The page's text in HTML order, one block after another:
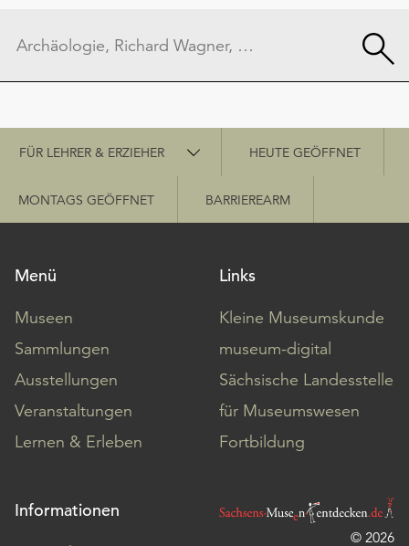
Schnellzugriff
FÜR LEHRER & ERZIEHER HEUTE GEÖFFNET
MONTAGS GEÖFFNET BARRIEREARM
Menü
Museen
Sammlungen
Ausstellungen
Veranstaltungen
Lernen & Erleben
Links
Kleine Museumskunde
museum-digital
Sächsische Landesstelle
für Museumswesen
Fortbildung
Informationen
© 2026